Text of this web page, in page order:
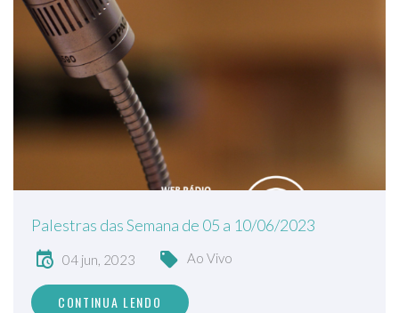
Palestras das Semana de 05 a 10/06/2023
04 jun, 2023 Ao Vivo
CONTINUA LENDO